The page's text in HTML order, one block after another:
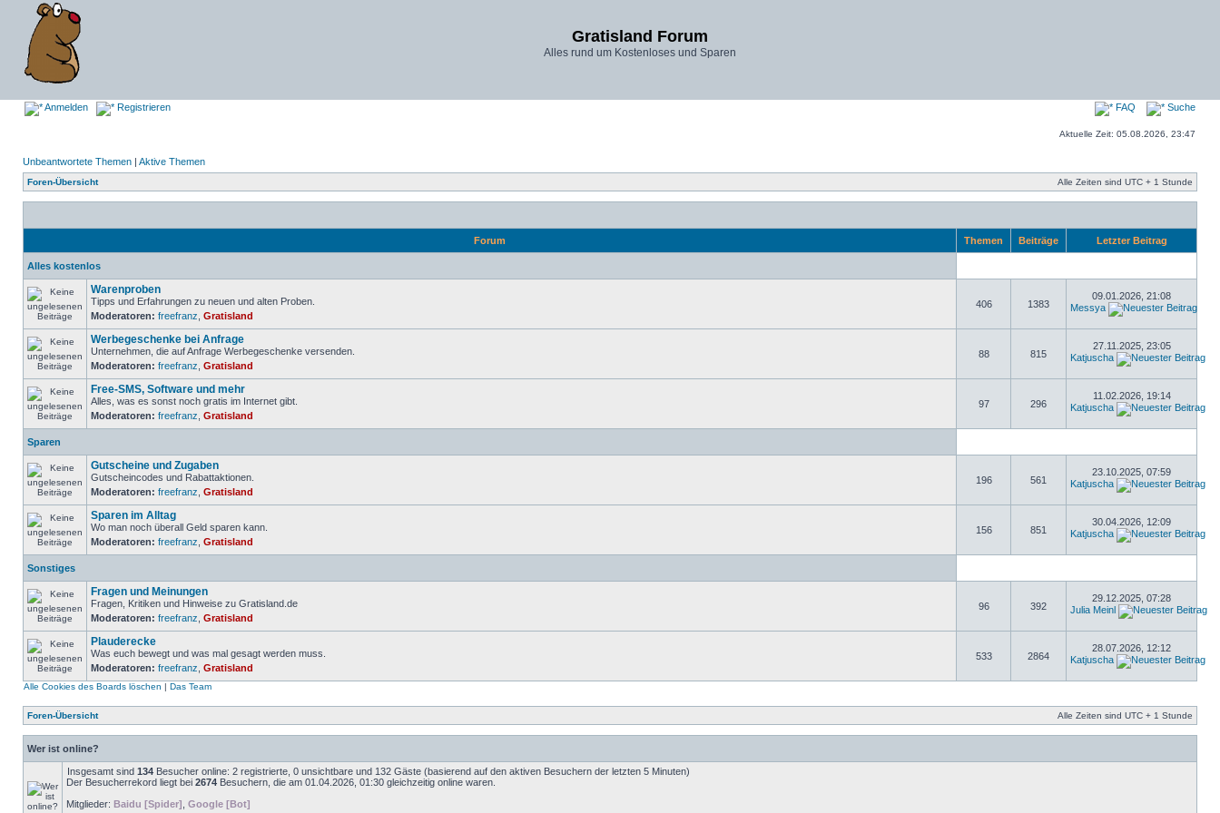
Gratisland Forum
Alles rund um Kostenloses und Sparen
Anmelden Registrieren FAQ Suche
Aktuelle Zeit: 05.08.2026, 23:47
Unbeantwortete Themen | Aktive Themen
Foren-Übersicht Alle Zeiten sind UTC + 1 Stunde
Forum Themen Beiträge Letzter Beitrag
Alles kostenlos
Warenproben
Tipps und Erfahrungen zu neuen und alten Proben.
Moderatoren: freefranz Gratisland
406 1383
09.01.2026, 21:08
Messya
Werbegeschenke bei Anfrage
Unternehmen, die auf Anfrage Werbegeschenke versenden.
Moderatoren: freefranz Gratisland
88 815
27.11.2025, 23:05
Katjuscha
Free-SMS, Software und mehr
Alles, was es sonst noch gratis im Internet gibt.
Moderatoren: freefranz Gratisland
97 296
11.02.2026, 19:14
Katjuscha
Sparen
Gutscheine und Zugaben
Gutscheincodes und Rabattaktionen.
Moderatoren: freefranz Gratisland
196 561
23.10.2025, 07:59
Katjuscha
Sparen im Alltag
Wo man noch überall Geld sparen kann.
Moderatoren: freefranz Gratisland
156 851
30.04.2026, 12:09
Katjuscha
Sonstiges
Fragen und Meinungen
Fragen, Kritiken und Hinweise zu Gratisland.de
Moderatoren: freefranz Gratisland
96 392
29.12.2025, 07:28
Julia Meinl
Plauderecke
Was euch bewegt und was mal gesagt werden muss.
Moderatoren: freefranz Gratisland
533 2864
28.07.2026, 12:12
Katjuscha
Alle Cookies des Boards löschen | Das Team
Foren-Übersicht Alle Zeiten sind UTC + 1 Stunde
Wer ist online?
Insgesamt sind 134 Besucher online: 2 registrierte, 0 unsichtbare und 132 Gäste (basierend auf den aktiven Besuchern der letzten 5 Minuten)
Der Besucherrekord liegt bei 2674 Besuchern, die am 01.04.2026, 01:30 gleichzeitig online waren.
Mitglieder: Baidu [Spider] Google [Bot]